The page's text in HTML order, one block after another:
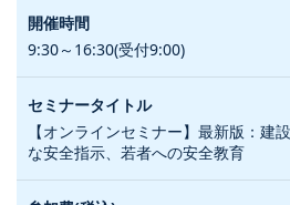
9:30～16:30(受付9:00)
【オンラインセミナー】最新版：建
な安全指示、若者への安全教育